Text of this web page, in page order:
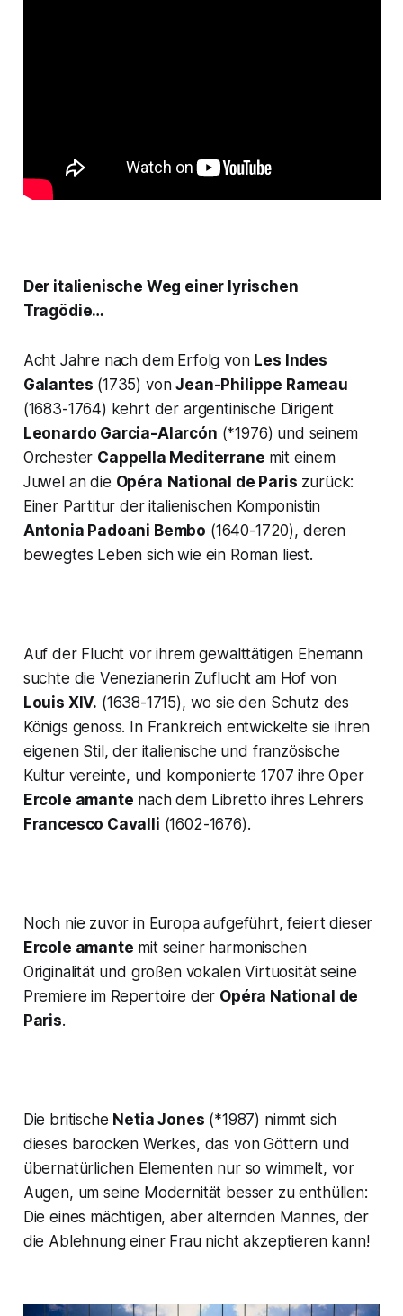
Der italienische Weg einer lyrischen
Tragödie…
Acht Jahre nach dem Erfolg von Les Indes
Galantes (1735) vonJean-Philippe Rameau
(1683-1764) kehrt der argentinische Dirigent
Leonardo Garcia-Alarcón (*1976) und seinem
Orchester Cappella Mediterrane mit einem
Juwel an die Opéra National de Paris zurück:
Einer Partitur der italienischen Komponistin
Antonia Padoani Bembo (1640-1720), deren
bewegtes Leben sich wie ein Roman liest.
Auf der Flucht vor ihrem gewalttätigen Ehemann
suchte die Venezianerin Zuflucht am Hof von
Louis XIV. (1638-1715), wo sie den Schutz des
Königs genoss. In Frankreich entwickelte sie ihren
eigenen Stil, der italienische und französische
Kultur vereinte, und komponierte 1707 ihre Oper
Ercole amante nach dem Libretto ihres Lehrers
Francesco Cavalli (1602-1676).
Noch nie zuvor in Europa aufgeführt, feiert dieser
Ercole amante mit seiner harmonischen
Originalität und großen vokalen Virtuosität seine
Premiere im Repertoire der Opéra National de
Paris.
Die britische Netia Jones (*1987) nimmt sich
dieses barocken Werkes, das von Göttern und
übernatürlichen Elementen nur so wimmelt, vor
Augen, um seine Modernität besser zu enthüllen:
Die eines mächtigen, aber alternden Mannes, der
die Ablehnung einer Frau nicht akzeptieren kann!